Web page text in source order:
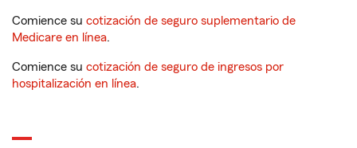
Comience su cotización de seguro suplementario de
Medicare en línea.
Comience su cotización de seguro de ingresos por
hospitalización en línea.